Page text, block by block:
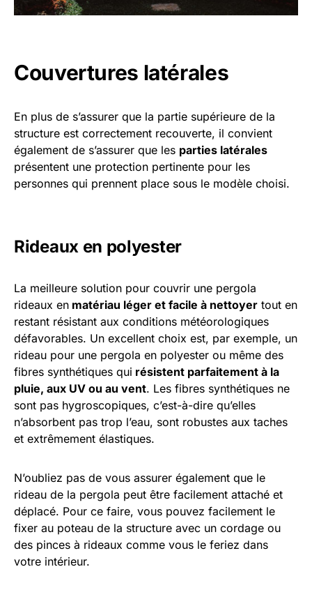
Couvertures latérales
En plus de s’assurer que la partie supérieure de la
structure est correctement recouverte, il convient
également de s’assurer que les parties latérales
présentent une protection pertinente pour les
personnes qui prennent place sous le modèle choisi.
Rideaux en polyester
La meilleure solution pour couvrir une pergola
rideaux en matériau léger et facile à nettoyer tout en
restant résistant aux conditions météorologiques
défavorables. Un excellent choix est, par exemple, un
rideau pour une pergola en polyester ou même des
fibres synthétiques qui résistent parfaitement à la
pluie, aux UV ou au vent. Les fibres synthétiques ne
sont pas hygroscopiques, c’est-à-dire qu’elles
n’absorbent pas trop l’eau, sont robustes aux taches
et extrêmement élastiques.
N’oubliez pas de vous assurer également que le
rideau de la pergola peut être facilement attaché et
déplacé. Pour ce faire, vous pouvez facilement le
fixer au poteau de la structure avec un cordage ou
des pinces à rideaux comme vous le feriez dans
votre intérieur.